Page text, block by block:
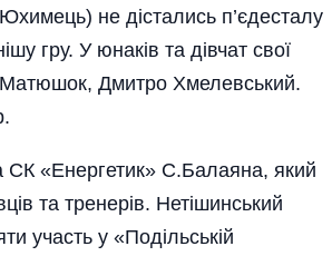
не дістались п’єдесталу
гру. У юнаків та дівчат свої
Дмитро Хмелевський.
СК «Енергетик» С.Балаяна, який
та тренерів. Нетішинський
участь у «Подільській